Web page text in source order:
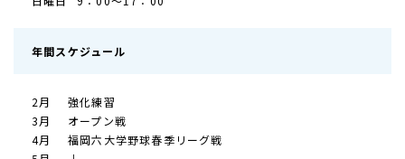
年間スケジュール
2月
強化練習
3月
オープン戦
4月
福岡六大学野球春季リーグ戦